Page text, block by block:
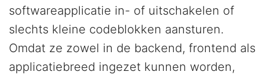
softwareapplicatie in- of uitschakelen of
slechts kleine codeblokken aansturen.
Omdat ze zowel in de backend, frontend als
applicatiebreed ingezet kunnen worden,